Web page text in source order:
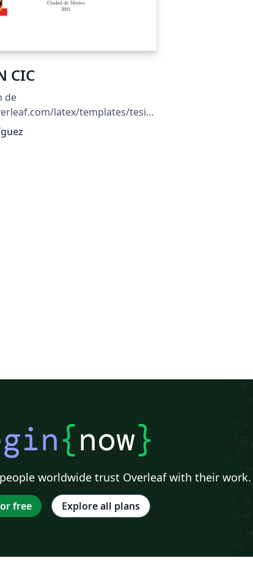
CIC
de
latex/templates/tesis-
energia/kfffjrxcckdp para
{now}
worldwide trust Overleaf with their work.
free Explore all plans